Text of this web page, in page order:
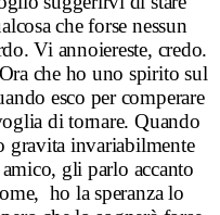
che forse nessun
Vi annoiereste, credo.
che ho uno spirito sul
esco per comperare
di tornare. Quando
gravita invariabilmente
gli parlo accanto
ho la speranza lo